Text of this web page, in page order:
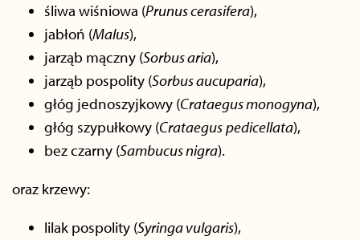
śliwa wiśniowa (Prunus cerasifera),
jabłoń (Malus),
jarząb mączny (Sorbus aria),
jarząb pospolity (Sorbus aucuparia),
głóg jednoszyjkowy (Crataegus monogyna),
głóg szypułkowy (Crataeguspedicellata),
bez czarny (Sambucus nigra).
oraz krzewy:
lilak pospolity (Syringa vulgaris),